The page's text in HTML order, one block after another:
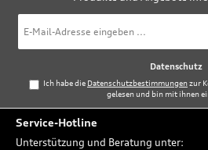
Mail-
Adresse
Datenschutz
Ich habe die Datenschutzbestimmungenzur
gelesen und bin mit ihnen
Service-Hotline
Unterstützung und Beratung unter: